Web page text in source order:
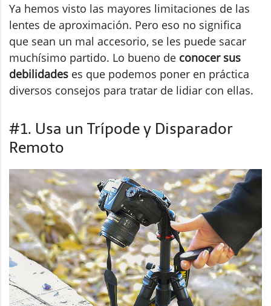
Ya hemos visto las mayores limitaciones de las
lentes de aproximación. Pero eso no significa
que sean un mal accesorio, se les puede sacar
muchísimo partido. Lo bueno de conocer sus
debilidades es que podemos poner en práctica
diversos consejos para tratar de lidiar con ellas.
#1. Usa un Trípode y Disparador
Remoto